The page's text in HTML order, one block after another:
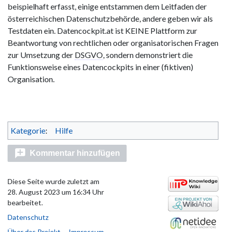
beispielhaft erfasst, einige entstammen dem Leitfaden der
österreichischen Datenschutzbehörde, andere geben wir als
Testdaten ein. Datencockpit.at ist KEINE Plattform zur
Beantwortung von rechtlichen oder organisatorischen Fragen
zur Umsetzung der DSGVO, sondern demonstriert die
Funktionsweise eines Datencockpits in einer (fiktiven)
Organisation.
Kategorie: Hilfe
Kommentar hinzufügen
Diese Seite wurde zuletzt am
28. August 2023 um 16:34 Uhr
bearbeitet.
Datenschutz